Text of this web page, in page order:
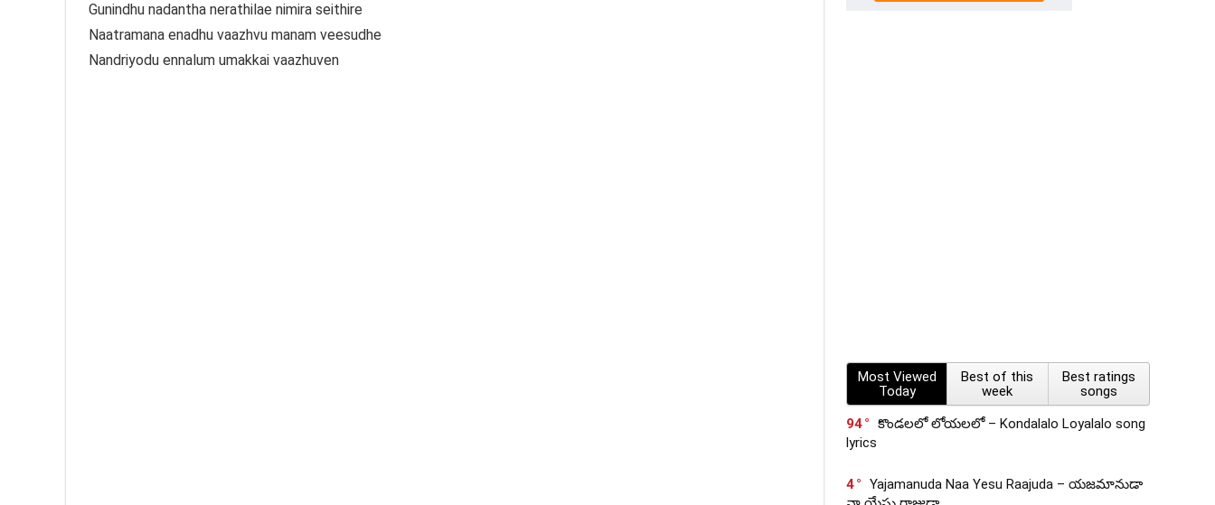
Gunindhu nadantha nerathilae nimira seithire
Naatramana enadhu vaazhvu manam veesudhe
Nandriyodu ennalum umakkai vaazhuven
Most Viewed
Today
Best of this
week
Best ratings
songs
94
కొండలలో లోయలలో – Kondalalo Loyalalo song
lyrics
4
Yajamanuda Naa Yesu Raajuda – యజమానుడా